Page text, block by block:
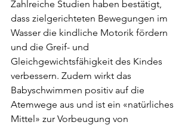
Zahlreiche Studien haben bestätigt,
dass zielgerichteten Bewegungen im
Wasser die kindliche Motorik fördern
und die Greif- und
Gleichgewichtsfähigkeit des Kindes
verbessern. Zudem wirkt das
Babyschwimmen positiv auf die
Atemwege aus und ist ein «natürliches
Mittel» zur Vorbeugung von